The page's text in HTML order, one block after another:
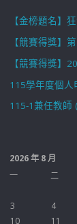
【金榜題名】
【競賽得獎】
【競賽得獎】
115學年度個人
115-1兼任教師
2026 年 8 月
一
二
3
4
10
11